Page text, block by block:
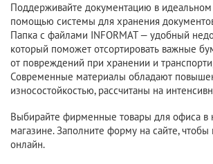
Поддерживайте документацию в идеальном
помощью системы для хранения
Папка с файлами INFORMAT — удобный
который поможет отсортировать важные
от повреждений при хранении и
Современные материалы обладают
износостойкостью, рассчитаны на
Выбирайте фирменные товары для офиса в
магазине. Заполните форму на сайте, чтобы
онлайн.